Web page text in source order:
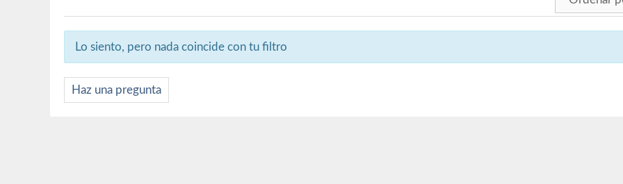
Lo siento, pero nada coincide con tu filtro
Haz una pregunta